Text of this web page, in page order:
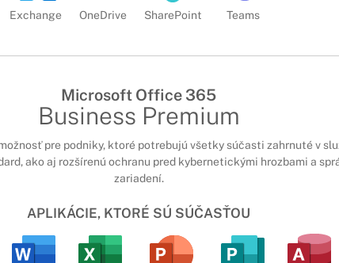
Exchange OneDrive SharePoint Teams
Microsoft Office 365
Business Premium
pre podniky, ktoré potrebujú všetky súčasti zahrnuté v
ako aj rozšírenú ochranu pred kybernetickými hrozbami a
zariadení.
APLIKÁCIE, KTORÉ SÚ SÚČASŤOU